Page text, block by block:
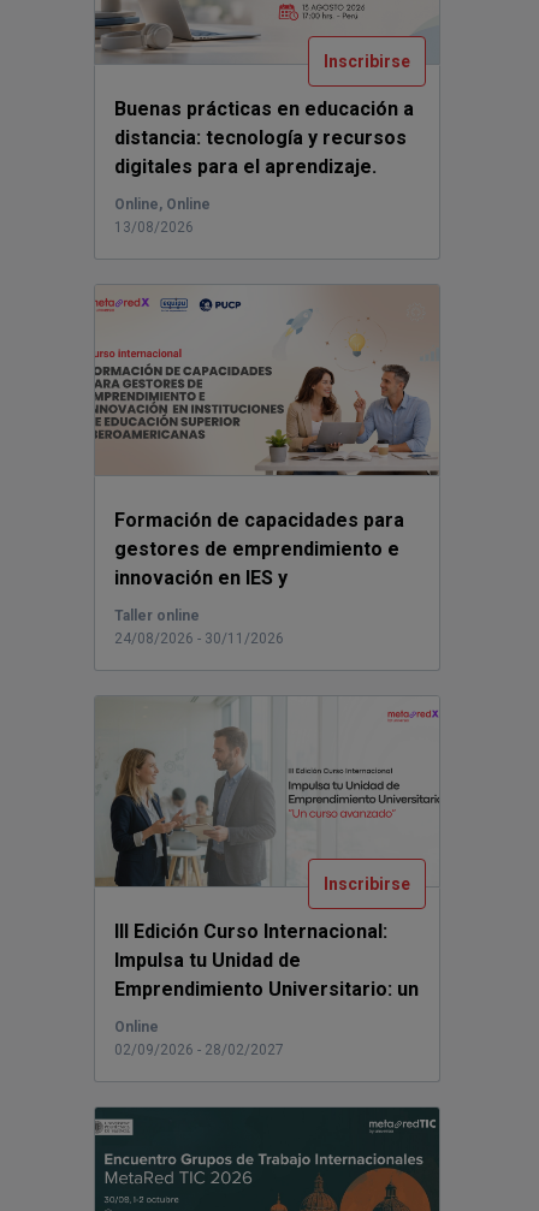
Inscribirse
Buenas prácticas en educación a
distancia: tecnología y recursos
digitales para el aprendizaje.
Horario...
Online, Online
13/08/2026
Formación de capacidades para
gestores de emprendimiento e
innovación en IES y
universidades.
Taller online
24/08/2026 - 30/11/2026
Inscribirse
III Edición Curso Internacional:
Impulsa tu Unidad de
Emprendimiento Universitario: un
curso avanzado.
Online
02/09/2026 - 28/02/2027